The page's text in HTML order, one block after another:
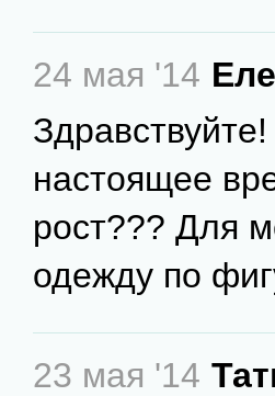
24 мая '14
настоящее
рост??? Для
одежду по
23 мая '14